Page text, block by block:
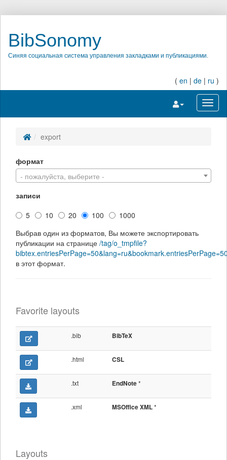
BibSonomy
Синяя социальная система управления закладками и публикациями.
( en | de | ru )
Переключить
export
формат
- пожалуйста, выберите -
записи
5
10 20 100
1000
Выбрав один из форматов, Вы можете экспортировать
публикации на странице /tag/o_tmpfile?
в этот формат.
Favorite layouts
.bib BibTeX
.html CSL
.txt EndNote*
.xml MSOffice XML*
Layouts